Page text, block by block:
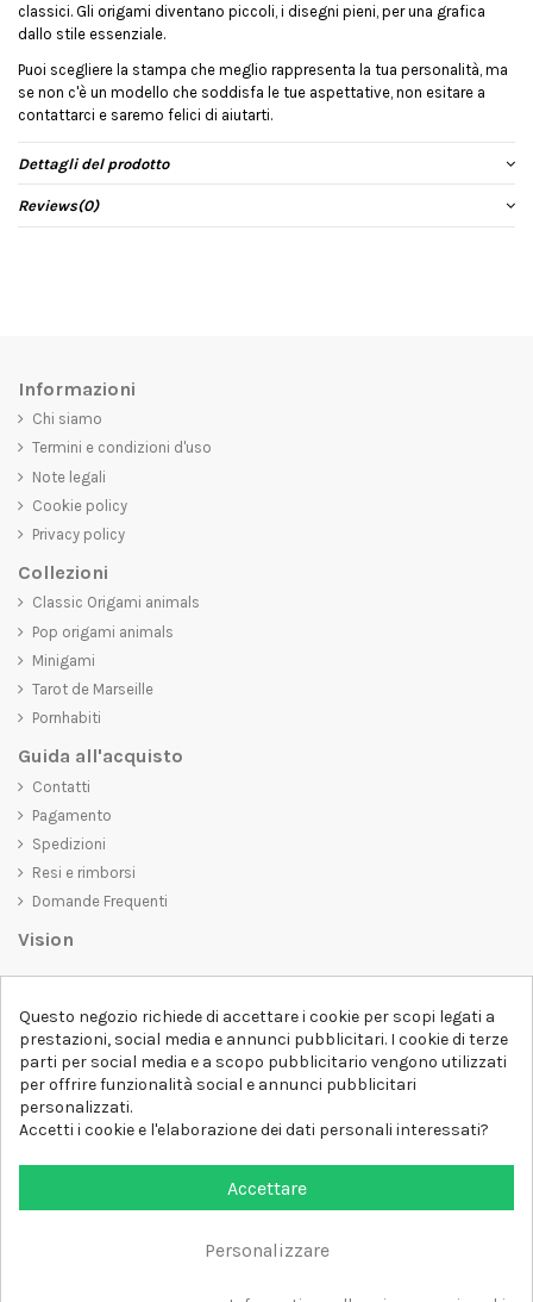
classici. Gli origami diventano piccoli, i disegni pieni, per una grafica
dallo stile essenziale.
Puoi scegliere la stampa che meglio rappresenta la tua personalità, ma
se non c'è un modello che soddisfa le tue aspettative, non esitare a
contattarci e saremo felici di aiutarti.
Dettagli del prodotto
Reviews(0)
Informazioni
Chi siamo
Termini e condizioni d'uso
Note legali
Cookie policy
Privacy policy
Collezioni
Classic Origami animals
Pop origami animals
Minigami
Tarot de Marseille
Pornhabiti
Guida all'acquisto
Contatti
Pagamento
Spedizioni
Resi e rimborsi
Domande Frequenti
Vision
belli da vedere, ma che trasmettano anche un messaggio importante.
Che siate alla ricerca di una t-shirt unica e di tendenza, di una felpa
comoda e accogliente o di un accessorio esclusivo,
D-SHIRT
ha
qualcosa per tutti.
Follow us
Questo negozio richiede di accettare i cookie per scopi legati a
prestazioni, social media e annunci pubblicitari. I cookie di terze
parti per social media e a scopo pubblicitario vengono utilizzati
per offrire funzionalità social e annunci pubblicitari
personalizzati.
Accetti i cookie e l'elaborazione dei dati personali interessati?
Accettare
Personalizzare